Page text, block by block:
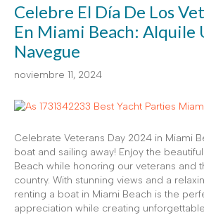
Celebre El Día De Los
En Miami Beach: Alquile
Navegue
noviembre 11, 2024
Celebrate Veterans Day 2024 in Miami
boat and sailing away! Enjoy the
Beach while honoring our veterans and
country. With stunning views and a
renting a boat in Miami Beach is the
appreciation while creating